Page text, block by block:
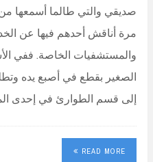
صديقي والتي طالما أسمعها
مرة أناقش أحدهم فيها عن
والمستشفيات الخاصة. ففي
الصغير بقطع في أصبع يده
إلى قسم الطوارئ في إحدى
READ MORE